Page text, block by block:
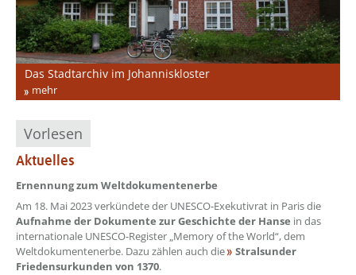
Das Stadtarchiv im Johanniskloster
mehr
Ernennung zum UNESCO-Weltdokumentenerbe
mehr
Vorlesen
Aktuelles
Ernennung zum Weltdokumentenerbe
Am 18. Mai 2023 verkündete der UNESCO-Exekutivrat in Paris die
Aufnahme der Dokumente zur Geschichte der Hanse in das
internationale UNESCO-Register „Memory of the World“, dem
Weltdokumentenerbe. Dazu zählen auch die
Stralsunder
Friedensurkunden von 1370.